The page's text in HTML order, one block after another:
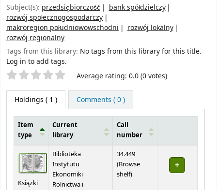
Subject(s): przedsiębiorczość
bank spółdzielczy
rozwój społecznogospodarczy
makroregion południowowschodni
rozwój lokalny
rozwój regionalny
Tags from this library: No tags from this library for this title.
Log in to add tags.
Star ratings Average rating: 0.0 (0 votes)
Holdings ( 1 ) Comments ( 0 )
Item
type
Current
library
Call
number
Książki
Biblioteka
Instytutu
Ekonomiki
Rolnictwa i
34.449
(Browse
shelf(Opens below)
)